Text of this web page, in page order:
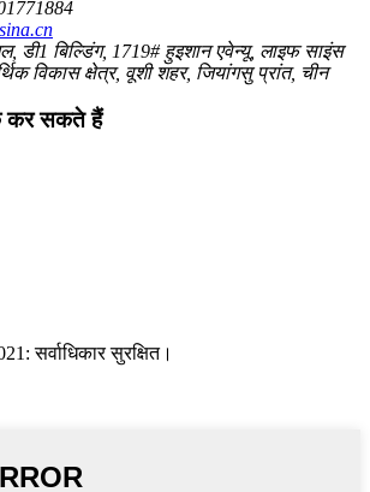
डी1 बिल्डिंग, 1719# हुइशान एवेन्यू, लाइफ साइंस
विकास क्षेत्र, वूशी शहर, जियांगसु प्रांत, चीन
कर सकते हैं
सर्वाधिकार सुरक्षित।